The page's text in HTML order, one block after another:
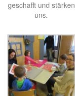
geschafft und stärken
uns.